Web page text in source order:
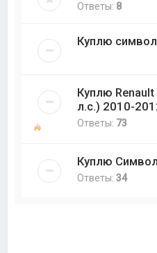
Ответы: 8
Куплю
Куплю
л.с.) 2010-
Ответы: 73
Куплю
Ответы:34